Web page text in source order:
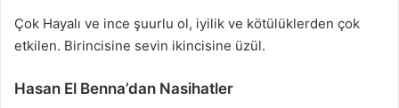
Çok Hayalı ve ince şuurlu ol, iyilik ve kötülüklerden çok
etkilen. Birincisine sevin ikincisine üzül.
Hasan El Benna’dan Nasihatler